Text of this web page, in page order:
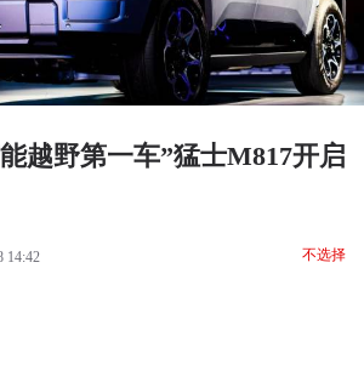
越野第一车”猛士M817开启
14:42 不选择